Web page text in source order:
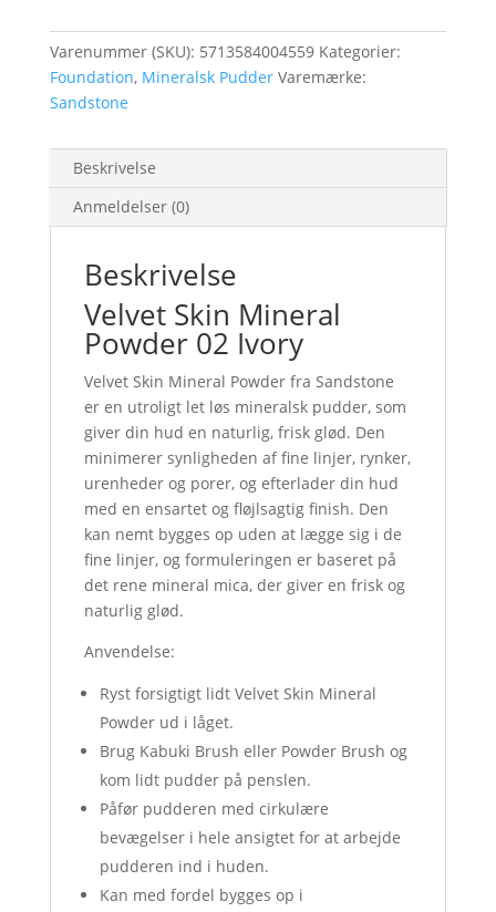
antal
Varenummer (SKU): 5713584004559 Kategorier:
Foundation, Mineralsk Pudder Varemærke:
Sandstone
Beskrivelse
Anmeldelser (0)
Beskrivelse
Velvet Skin Mineral
Powder 02 Ivory
Velvet Skin Mineral Powder fra Sandstone
er en utroligt let løs mineralsk pudder, som
giver din hud en naturlig, frisk glød. Den
minimerer synligheden af fine linjer, rynker,
urenheder og porer, og efterlader din hud
med en ensartet og fløjlsagtig finish. Den
kan nemt bygges op uden at lægge sig i de
fine linjer, og formuleringen er baseret på
det rene mineral mica, der giver en frisk og
naturlig glød.
Anvendelse:
Ryst forsigtigt lidt Velvet Skin Mineral
Powder ud i låget.
Brug Kabuki Brush eller Powder Brush og
kom lidt pudder på penslen.
Påfør pudderen med cirkulære
bevægelser i hele ansigtet for at arbejde
pudderen ind i huden.
Kan med fordel bygges op i